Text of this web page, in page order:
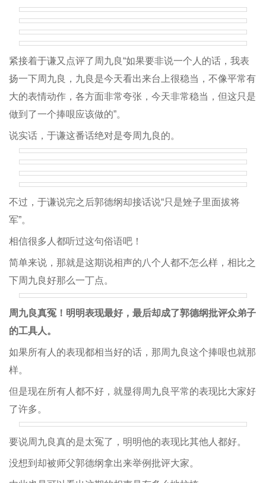
紧接着于谦又点评了周九良“如果要非说一个人的话，我表
扬一下周九良，九良是今天看出来台上很稳当，不像平常有
大的表情动作，各方面非常夸张，今天非常稳当，但这只是
做到了一个捧哏应该做的”。
说实话，于谦这番话绝对是夸周九良的。
不过，于谦说完之后郭德纲却接话说“只是矬子里面拔将
军”。
相信很多人都听过这句俗语吧！
简单来说，那就是这期说相声的八个人都不怎么样，相比之
下周九良好那么一丁点。
周九良真冤！明明表现最好，最后却成了郭德纲批评众弟子
的工具人。
如果所有人的表现都相当好的话，那周九良这个捧哏也就那
样。
但是现在所有人都不好，就显得周九良平常的表现比大家好
了许多。
要说周九良真的是太冤了，明明他的表现比其他人都好。
没想到却被师父郭德纲拿出来举例批评大家。